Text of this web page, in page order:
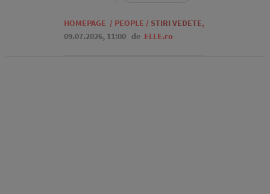
HOMEPAGE / PEOPLE / STIRI VEDETE,
09.07.2026, 11:00 de ELLE.ro